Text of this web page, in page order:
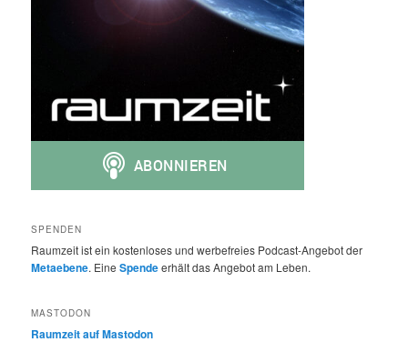
SPENDEN
Raumzeit ist ein kostenloses und werbefreies Podcast-Angebot der
Metaebene. EineSpendeerhält das Angebot am Leben.
MASTODON
Raumzeit auf Mastodon